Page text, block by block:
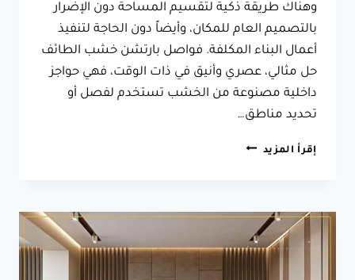
وهناك طريقة ذكية لتقسيم المساحة دون الإضرار
بالتصميم العام للمكان، وأيضاً دون الحاجة لتنفيذ
أعمال البناء المكلفة. فواصل بارتشن خشب الطائف
حل مثالي، عصري وأنيق في ذات الوقت، فهي حواجز
داخلية مصنوعة من الخشب تستخدم لفصل أو
تحديد مناطق…
إقرأ المزيد فواصل
ت:
0566631564
حواجز